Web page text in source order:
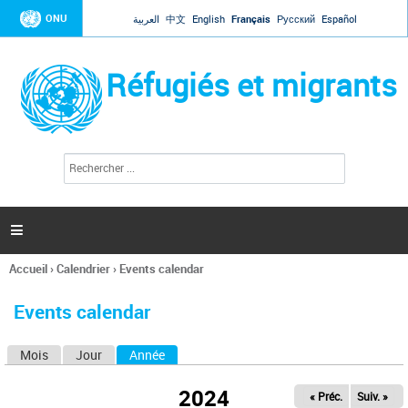
Jump to navigation
ONU العربية 中文 English Français Русский Español
Réfugiés et migrants
l
c
h
e

Vous
ici
Accueil›Calendrier› Events calendar
Events calendar
Mois Jour Année
2024 « Préc. Suiv. »